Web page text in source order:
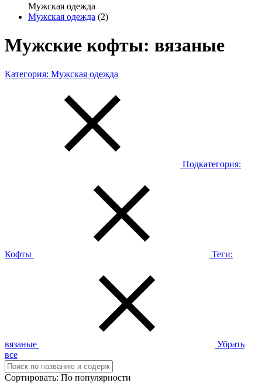
Мужская одежда
Мужская одежда (2)
Мужские кофты: вязаные
Категория: Мужская одежда
Подкатегория:
Кофты Теги:
вязаные
Убрать
все
Сортировать: По популярности